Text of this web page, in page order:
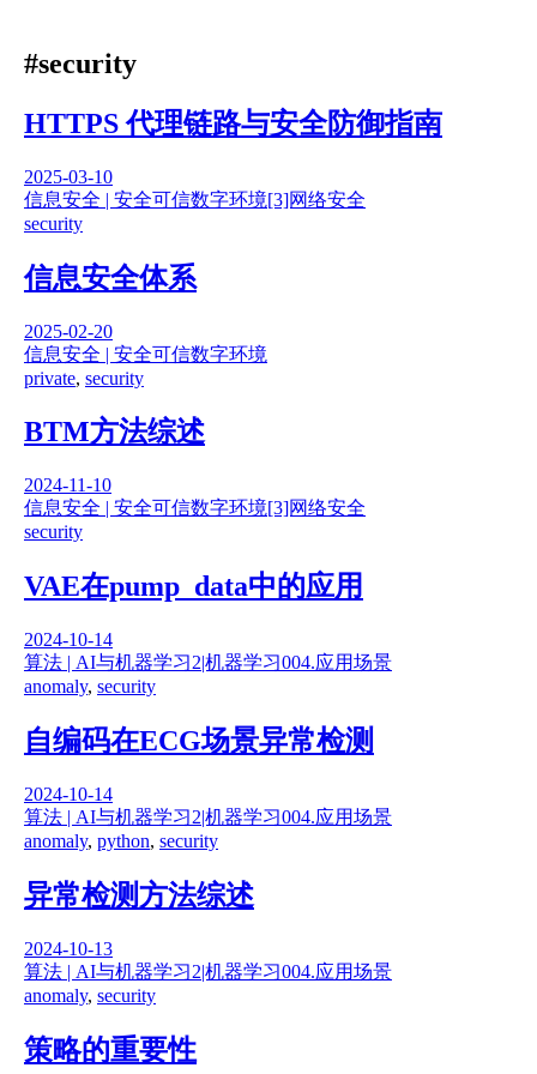
#security
HTTPS 代理链路与安全防御指南
2025-03-10
信息安全 | 安全可信数字环境[3]网络安全
security
信息安全体系
2025-02-20
信息安全 | 安全可信数字环境
private, security
BTM方法综述
2024-11-10
信息安全 | 安全可信数字环境[3]网络安全
security
VAE在pump_data中的应用
2024-10-14
算法 | AI与机器学习2|机器学习004.应用场景
anomaly, security
自编码在ECG场景异常检测
2024-10-14
算法 | AI与机器学习2|机器学习004.应用场景
anomaly, python, security
异常检测方法综述
2024-10-13
算法 | AI与机器学习2|机器学习004.应用场景
anomaly, security
策略的重要性